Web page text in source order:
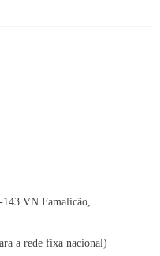
143 VN Famalicão,
a rede fixa nacional)